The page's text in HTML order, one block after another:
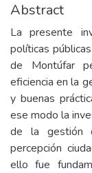
Abstract
La presente
políticas
de Montúfar
eficiencia en la
y buenas
ese modo la
de la gestión
percepción
ello fue